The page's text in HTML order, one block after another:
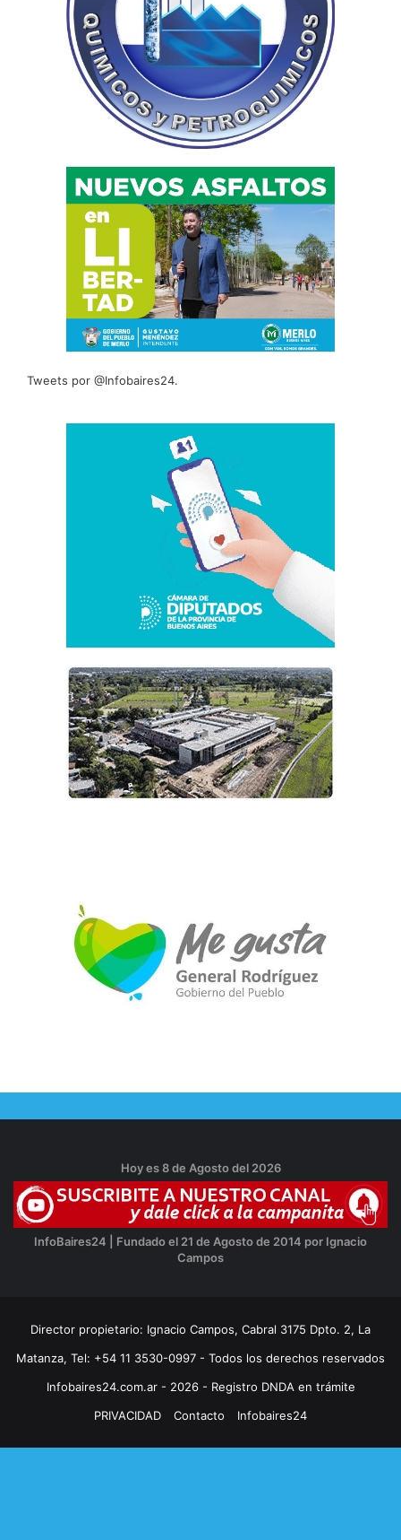
Tweets por @Infobaires24.
Hoy es 8 de Agosto del 2026
InfoBaires24 | Fundado el 21 de Agosto de 2014 por Ignacio
Campos
Director propietario: Ignacio Campos, Cabral 3175 Dpto. 2, La
Matanza, Tel: +54 11 3530-0997 - Todos los derechos reservados
Infobaires24.com.ar - 2026 - Registro DNDA en trámite
PRIVACIDAD
Contacto Infobaires24